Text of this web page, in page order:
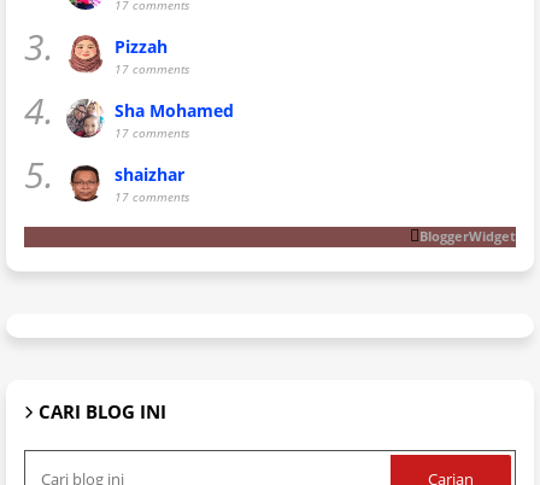
17 comments
3. Pizzah
17 comments
4. Sha Mohamed
17 comments
5. shaizhar
17 comments
BloggerWidget
CARI BLOG INI